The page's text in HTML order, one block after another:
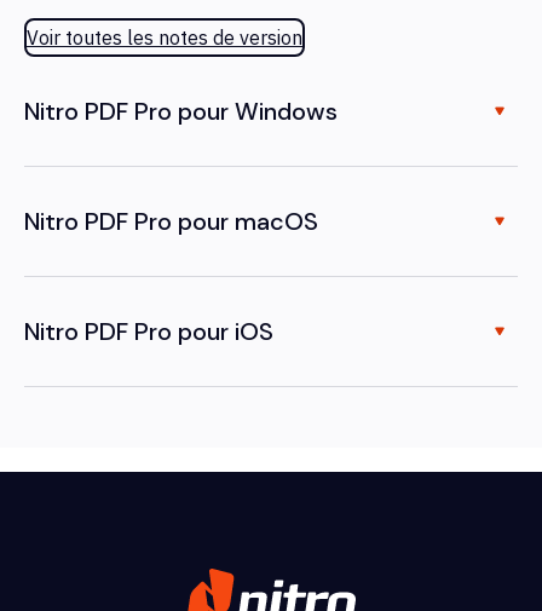
Voir toutes les notes de version
Nitro PDF Pro pour Windows
Nitro PDF Pro pour macOS
Nitro PDF Pro pour iOS